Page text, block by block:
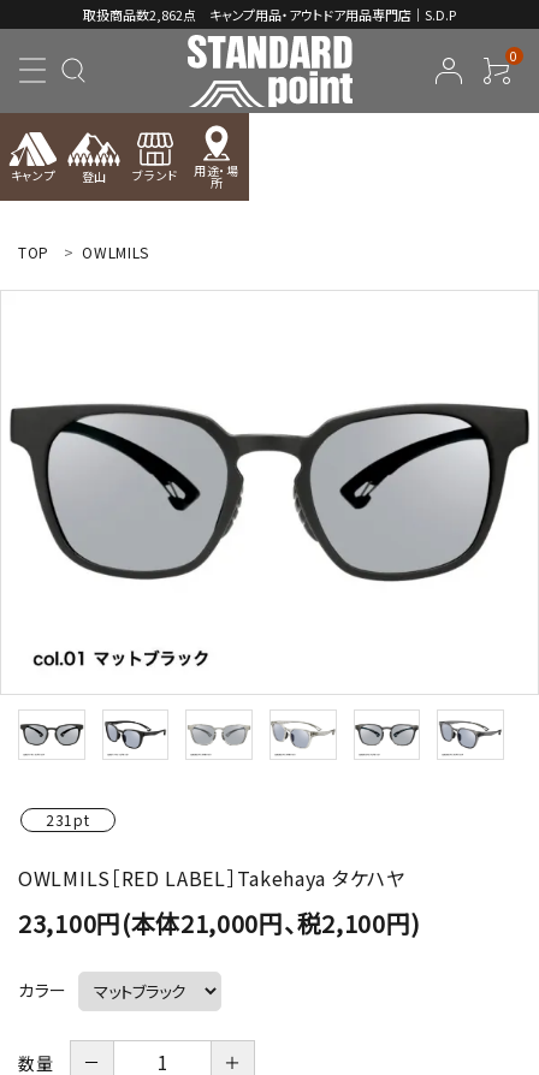
取扱商品数2,862点 キャンプ用品・アウトドア用品専門店｜S.D.P
0
キャンプ 登山 ブランド 用途・場
所
ようこそ ゲスト 様
INFORMATION
TOP OWLMILS
231pt
OWLMILS［RED LABEL］Takehaya タケハヤ
23,100円(本体21,000円、税2,100円)
カラー
数量 － ＋